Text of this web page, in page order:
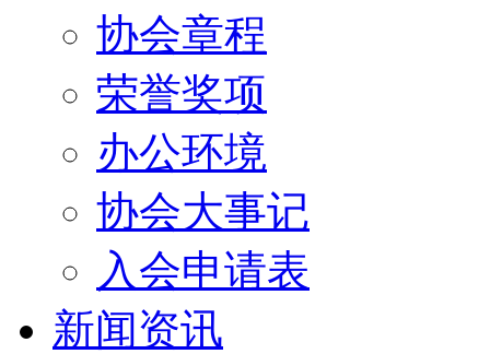
协会章程
荣誉奖项
办公环境
协会大事记
入会申请表
新闻资讯